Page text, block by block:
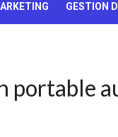
chocolats…
tomber !
GESTION
portable